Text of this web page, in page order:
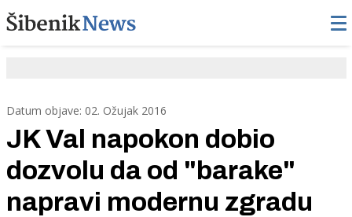
Datum objave: 02. Ožujak 2016
JK Val napokon dobio
dozvolu da od "barake"
napravi modernu zgradu